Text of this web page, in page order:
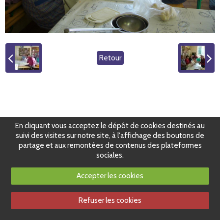
Retour
En cliquant vous acceptez le dépôt de cookies destinés au
suivi des visites sur notre site, à l'affichage des boutons de
partage et aux remontées de contenus des plateformes
sociales.
Accepter les cookies
Refuser les cookies